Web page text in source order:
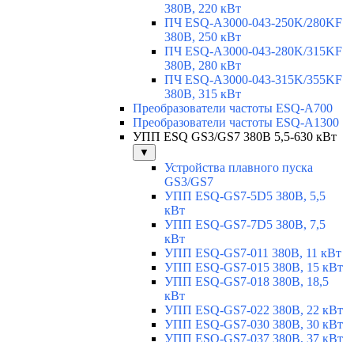
380В, 220 кВт
ПЧ ESQ-A3000-043-250K/280KF
380В, 250 кВт
ПЧ ESQ-A3000-043-280K/315KF
380В, 280 кВт
ПЧ ESQ-A3000-043-315K/355KF
380В, 315 кВт
Преобразователи частоты ESQ-A700
Преобразователи частоты ESQ-A1300
УПП ESQ GS3/GS7 380В 5,5-630 кВт
▼
Устройства плавного пуска
GS3/GS7
УПП ESQ-GS7-5D5 380В, 5,5
кВт
УПП ESQ-GS7-7D5 380В, 7,5
кВт
УПП ESQ-GS7-011 380В, 11 кВт
УПП ESQ-GS7-015 380В, 15 кВт
УПП ESQ-GS7-018 380В, 18,5
кВт
УПП ESQ-GS7-022 380В, 22 кВт
УПП ESQ-GS7-030 380В, 30 кВт
УПП ESQ-GS7-037 380В, 37 кВт